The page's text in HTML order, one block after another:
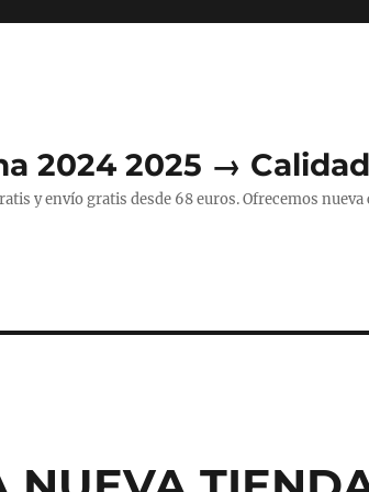
2024 2025 →
y envío gratis desde 68 euros. Ofrecemos